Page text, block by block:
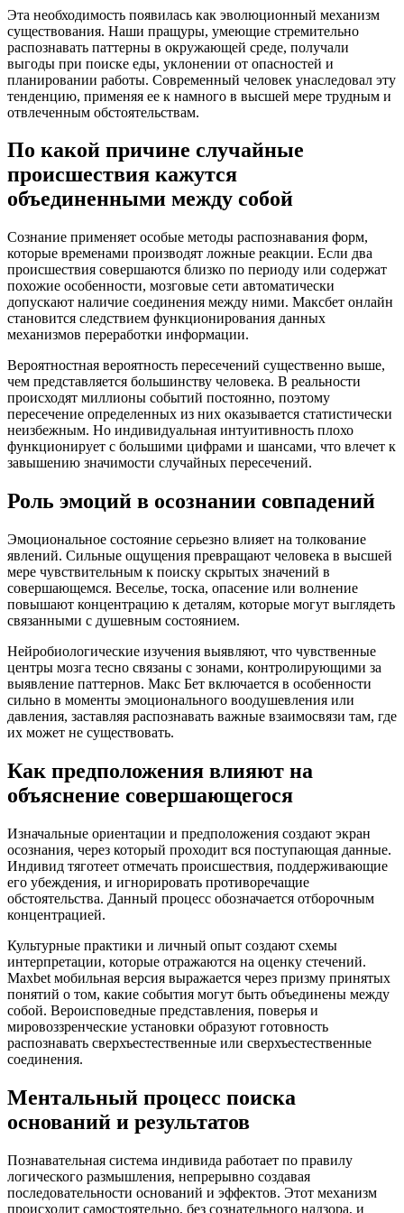
Эта необходимость появилась как эволюционный механизм
существования. Наши пращуры, умеющие стремительно
распознавать паттерны в окружающей среде, получали
выгоды при поиске еды, уклонении от опасностей и
планировании работы. Современный человек унаследовал эту
тенденцию, применяя ее к намного в высшей мере трудным и
отвлеченным обстоятельствам.
По какой причине случайные
происшествия кажутся
объединенными между собой
Сознание применяет особые методы распознавания форм,
которые временами производят ложные реакции. Если два
происшествия совершаются близко по периоду или содержат
похожие особенности, мозговые сети автоматически
допускают наличие соединения между ними. Максбет онлайн
становится следствием функционирования данных
механизмов переработки информации.
Вероятностная вероятность пересечений существенно выше,
чем представляется большинству человека. В реальности
происходят миллионы событий постоянно, поэтому
пересечение определенных из них оказывается статистически
неизбежным. Но индивидуальная интуитивность плохо
функционирует с большими цифрами и шансами, что влечет к
завышению значимости случайных пересечений.
Роль эмоций в осознании совпадений
Эмоциональное состояние серьезно влияет на толкование
явлений. Сильные ощущения превращают человека в высшей
мере чувствительным к поиску скрытых значений в
совершающемся. Веселье, тоска, опасение или волнение
повышают концентрацию к деталям, которые могут выглядеть
связанными с душевным состоянием.
Нейробиологические изучения выявляют, что чувственные
центры мозга тесно связаны с зонами, контролирующими за
выявление паттернов. Макс Бет включается в особенности
сильно в моменты эмоционального воодушевления или
давления, заставляя распознавать важные взаимосвязи там, где
их может не существовать.
Как предположения влияют на
объяснение совершающегося
Изначальные ориентации и предположения создают экран
осознания, через который проходит вся поступающая данные.
Индивид тяготеет отмечать происшествия, поддерживающие
его убеждения, и игнорировать противоречащие
обстоятельства. Данный процесс обозначается отборочным
концентрацией.
Культурные практики и личный опыт создают схемы
интерпретации, которые отражаются на оценку стечений.
Maxbet мобильная версия выражается через призму принятых
понятий о том, какие события могут быть объединены между
собой. Вероисповедные представления, поверья и
мировоззренческие установки образуют готовность
распознавать сверхъестественные или сверхъестественные
соединения.
Ментальный процесс поиска
оснований и результатов
Познавательная система индивида работает по правилу
логического размышления, непрерывно создавая
последовательности оснований и эффектов. Этот механизм
происходит самостоятельно, без сознательного надзора, и